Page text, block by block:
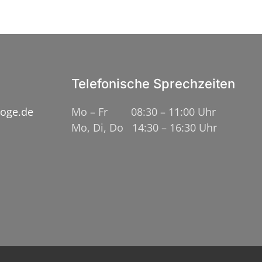
Telefonische Sprechzeiten
Mo – Fr 08:30 – 11:00 Uhr
Mo, Di, Do 14:30 – 16:30 Uhr